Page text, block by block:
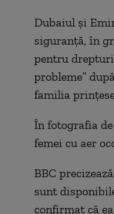
Dubaiul și
siguranță, în
pentru
probleme”
familia
În fotografia
femei cu aer
BBC
sunt
confirmat că